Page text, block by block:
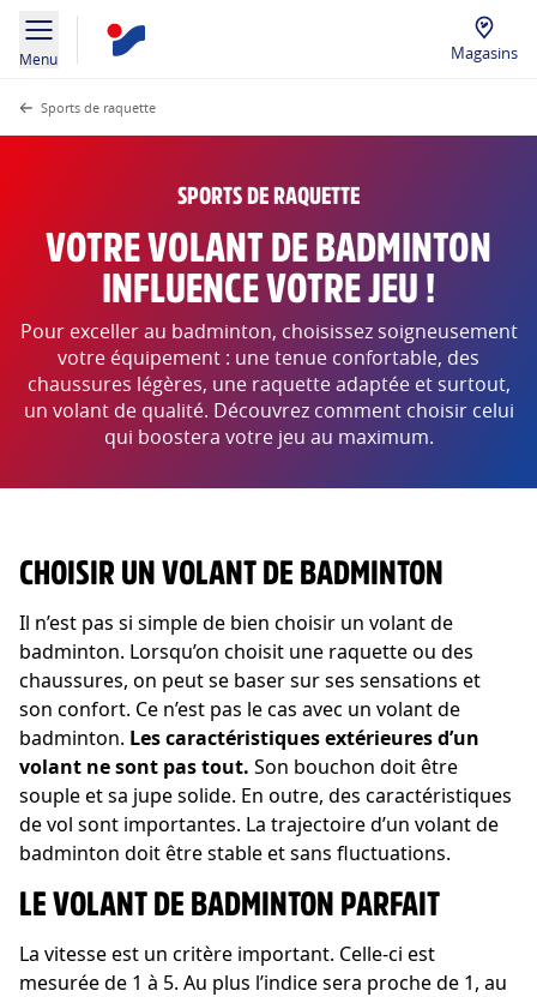
Menu Magasins
Sports de raquette
SPORTS DE RAQUETTE
VOTRE VOLANT DE BADMINTON
INFLUENCE VOTRE JEU !
Pour exceller au badminton, choisissez soigneusement
votre équipement : une tenue confortable, des
chaussures légères, une raquette adaptée et surtout,
un volant de qualité. Découvrez comment choisir celui
qui boostera votre jeu au maximum.
CHOISIR UN VOLANT DE BADMINTON
Il n’est pas si simple de bien choisir un volant de
badminton. Lorsqu’on choisit une raquette ou des
chaussures, on peut se baser sur ses sensations et
son confort. Ce n’est pas le cas avec un volant de
badminton. Les caractéristiques extérieures d’un
volant ne sont pas tout. Son bouchon doit être
souple et sa jupe solide. En outre, des caractéristiques
de vol sont importantes. La trajectoire d’un volant de
badminton doit être stable et sans fluctuations.
LE VOLANT DE BADMINTON PARFAIT
La vitesse est un critère important. Celle-ci est
mesurée de 1 à 5. Au plus l’indice sera proche de 1, au